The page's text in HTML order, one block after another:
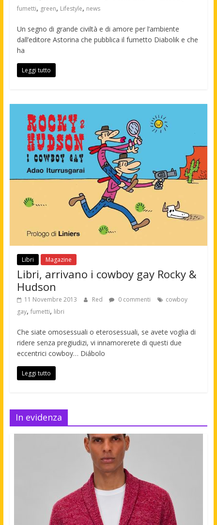
fumetti, green, Lifestyle, news
Un segno di grande civiltà e di amore per l’ambiente
dall’editore Astorina che pubblica il fumetto Diabolik e che
ha
Leggi tutto
Libri Magazine
Libri, arrivano i cowboy gay Rocky &
Hudson
11 Novembre 2013 Red 0 commenti
cowboy
gay, fumetti, libri
Che siate omosessuali o eterosessuali, se avete voglia di
ridere senza pregiudizi, vi innamorerete di questi due
eccentrici cowboy… Diábolo
Leggi tutto
In evidenza